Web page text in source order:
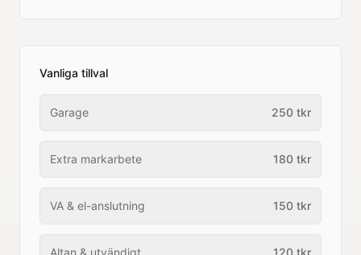
Vanliga tillval
Garage 250 tkr
Extra markarbete 180 tkr
VA & el-anslutning 150 tkr
Altan & utvändigt 120 tkr